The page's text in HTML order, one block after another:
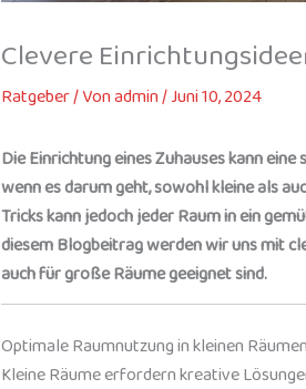
Clevere
Ratgeber/ Vonadmin/Juni 10, 2024
Die Einrichtung eines Zuhauses kann
wenn es darum geht, sowohl kleine als
Tricks kann jedoch jeder Raum in ein
diesem Blogbeitrag werden wir uns mit
auch für große Räume geeignet sind.
Optimale Raumnutzung in kleinen Räumen
Kleine Räume erfordern kreative